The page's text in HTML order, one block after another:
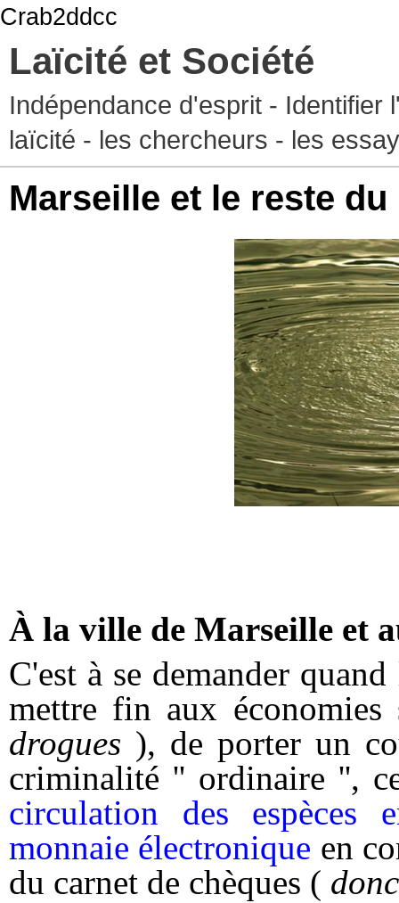
Crab2ddcc
Laïcité et Société
Indépendance d'esprit - Identifier
laïcité - les chercheurs - les
Marseille et le reste du
À la ville de Marseille et
C'est à se demander
mettre fin aux économies
drogues ), de porter un
criminalité '' ordinaire '',
circulation des espèces
monnaie électronique en
du carnet de chèques (